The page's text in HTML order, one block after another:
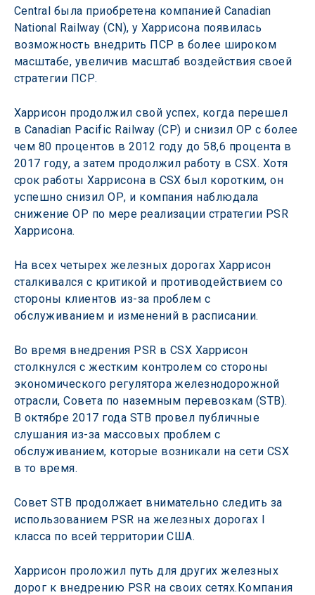
Central была приобретена компанией Canadian
National Railway (CN), у Харрисона появилась
возможность внедрить ПСР в более широком
масштабе, увеличив масштаб воздействия своей
стратегии ПСР.
Харрисон продолжил свой успех, когда перешел
в Canadian Pacific Railway (CP) и снизил ОР с более
чем 80 процентов в 2012 году до 58,6 процента в
2017 году, а затем продолжил работу в CSX. Хотя
срок работы Харрисона в CSX был коротким, он
успешно снизил ОР, и компания наблюдала
снижение ОР по мере реализации стратегии PSR
Харрисона.
На всех четырех железных дорогах Харрисон
сталкивался с критикой и противодействием со
стороны клиентов из-за проблем с
обслуживанием и изменений в расписании.
Во время внедрения PSR в CSX Харрисон
столкнулся с жестким контролем со стороны
экономического регулятора железнодорожной
отрасли, Совета по наземным перевозкам (STB).
В октябре 2017 года STB провел публичные
слушания из-за массовых проблем с
обслуживанием, которые возникали на сети CSX
в то время.
Совет STB продолжает внимательно следить за
использованием PSR на железных дорогах I
класса по всей территории США.
Харрисон проложил путь для других железных
дорог к внедрению PSR на своих сетях.Компания